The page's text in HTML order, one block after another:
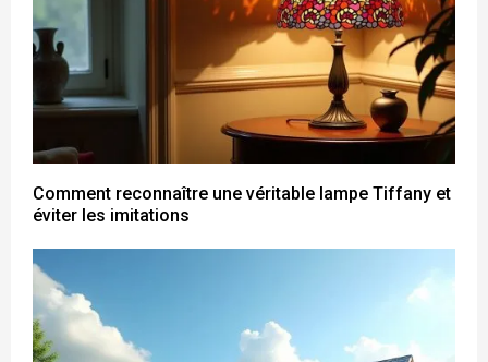
Comment reconnaître une véritable lampe Tiffany et
éviter les imitations